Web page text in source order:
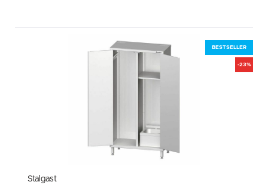
BESTSELLER
-23%
Stalgast